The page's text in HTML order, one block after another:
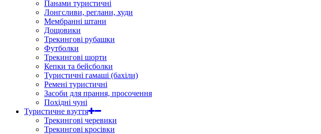
Панами туристичні
Лонгсливи, реглани, худи
Мембранні штани
Дощовики
Трекингові рубашки
Футболки
Трекингові шорти
Кепки та бейсболки
Туристичні гамаші (бахіли)
Ремені туристичні
Засоби для прання, просочення
Похідні чуні
Туристичне взуття
Трекингові черевики
Трекингові кросівки